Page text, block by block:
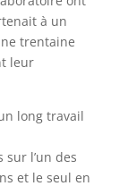
à un
trentaine
leur
long travail
l’un des
et le seul en